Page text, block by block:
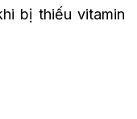
bị thiếu vitamin